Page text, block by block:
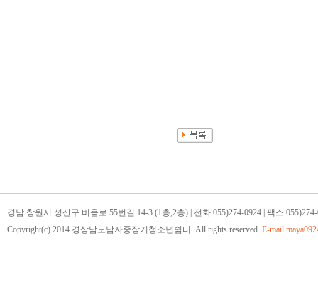
경남 창원시 성산구 비음로 55번길 14-3 (1층,2층) | 전화 055)274-0924 | 팩스
Copyright(c) 2014 경상남도남자중장기청소년쉼터. All rights reserved. E-mail